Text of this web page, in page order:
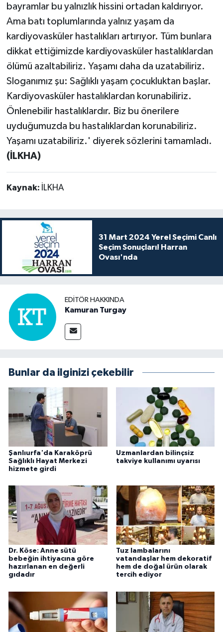
bayramlar bu yalnızlık hissini ortadan kaldırıyor.
Ama batı toplumlarında yalnız yaşam da
kardiyovasküler hastalıkları artırıyor. Tüm bunlara
dikkat ettiğimizde kardiyovasküler hastalıklardan
ölümü azaltabiliriz. Yaşamı daha da uzatabiliriz.
Sloganımız şu: Sağlıklı yaşam çocukluktan başlar.
Kardiyovasküler hastalıklardan korunabiliriz.
Önlenebilir hastalıklardır. Biz bu önerilere
uyduğumuzda bu hastalıklardan korunabiliriz.
Yaşamı uzatabiliriz.' diyerek sözlerini tamamladı.
(İLKHA)
Kaynak: İLKHA
31 Mart 2024 Yerel Seçimi Canlı
Seçim Sonuçları! Harran
Ovası'nda
EDITÖR HAKKINDA
Kamuran Turgay
Bunlar da ilginizi çekebilir
Şanlıurfa'da Karaköprü
Sağlıklı Hayat Merkezi
hizmete girdi
Uzmanlardan bilinçsiz
takviye kullanımı uyarısı
Dr. Köse: Anne sütü
bebeğin ihtiyacına göre
hazırlanan en değerli
gıdadır
Tuz lambalarını
vatandaşlar hem dekoratif
hem de doğal ürün olarak
tercih ediyor